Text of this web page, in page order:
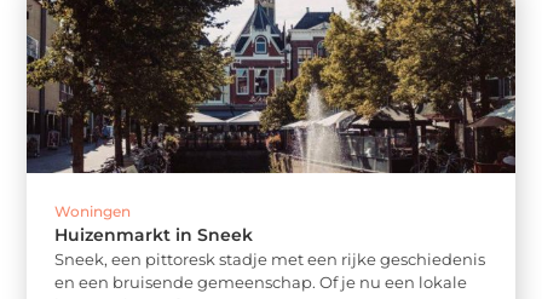
Woningen
Huizenmarkt in Sneek
Sneek, een pittoresk stadje met een rijke geschiedenis
en een bruisende gemeenschap. Of je nu een lokale